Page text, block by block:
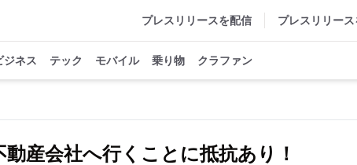
プレスリリースを配信 プレスリリー
ジネス テック モバイル 乗り物 クラファン
産会社へ行くことに抵抗あり！